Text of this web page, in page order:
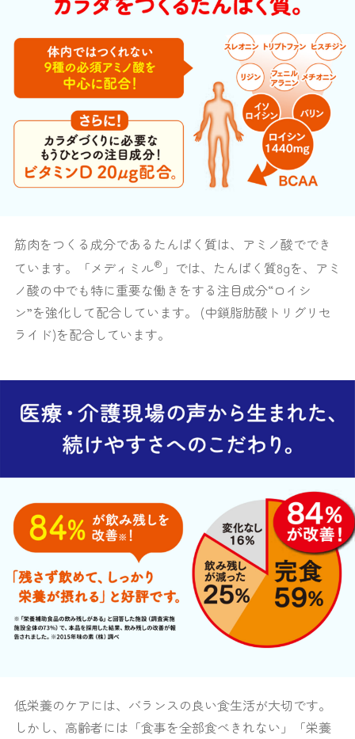
筋肉をつくる成分であるたんぱく質は、アミノ酸ででき
ています。「メディミル® 」では、たんぱく質8gを、アミ
ノ酸の中でも特に重要な働きをする注目成分“ロイシ
ン”を強化して配合しています。 (中鎖脂肪酸トリグリセ
ライド)を配合しています。
低栄養のケアには、バランスの良い食生活が大切です。
しかし、高齢者には「食事を全部食べきれない」「栄養